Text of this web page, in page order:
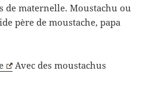
de maternelle. Moustachu ou
père de moustache, papa
Avec des moustachus